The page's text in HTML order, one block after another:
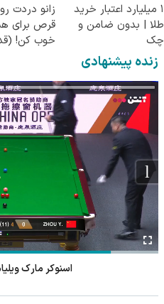
۱ میلیارد اعتبار خرید
طلا | بدون ضامن و
چک
زانو دردت
قرص برای
خوب کن!
زنده پیشنهادی
اسنوکر مارک